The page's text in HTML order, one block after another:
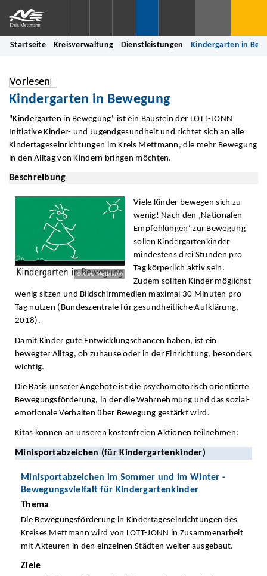
Startseite Kreisverwaltung Dienstleistungen Kindergarten in
Vorlesen
Kindergarten in Bewegung
"Kindergarten in Bewegung" ist ein Baustein der LOTT-JONN
Initiative Kinder- und Jugendgesundheit und richtet sich an alle
Kindertageseinrichtungen im Kreis Mettmann, die mehr Bewegung
in den Alltag von Kindern bringen möchten.
Beschreibung
© Kreis Mettmann
Viele Kinder bewegen sich zu
wenig! Nach den ‚Nationalen
Empfehlungen‘ zur Bewegung
sollen Kindergartenkinder
mindestens drei Stunden pro
Tag körperlich aktiv sein.
Zudem sollten Kinder möglichst
wenig sitzen und Bildschirmmedien maximal 30 Minuten pro
Tag nutzen (Bundeszentrale für gesundheitliche Aufklärung,
2018).
Damit Kinder gute Entwicklungschancen haben, ist ein
bewegter Alltag, ob zuhause oder in der Einrichtung, besonders
wichtig.
Die Basis unserer Angebote ist die psychomotorisch orientierte
Bewegungsförderung, in der die Wahrnehmung und das sozial-
emotionale Verhalten über Bewegung gestärkt wird.
Kitas können an unseren kostenfreien Aktionen teilnehmen:
Minisportabzeichen (für Kindergartenkinder)
Minisportabzeichen im Sommer und im Winter -
Bewegungsvielfalt für Kindergartenkinder
Thema
Die Bewegungsförderung in Kindertageseinrichtungen des
Kreises Mettmann wird von LOTT-JONN in Zusammenarbeit
mit Akteuren in den einzelnen Städten weiter ausgebaut.
Ziele